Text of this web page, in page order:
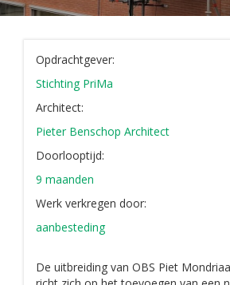
Opdrachtgever:
Stichting PriMa
Architect:
Pieter Benschop Architect
Doorlooptijd:
9 maanden
Werk verkregen door:
aanbesteding
De uitbreiding van OBS Piet